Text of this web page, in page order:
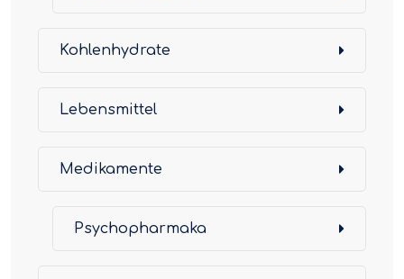
Kohlenhydrate
Lebensmittel
Medikamente
Psychopharmaka